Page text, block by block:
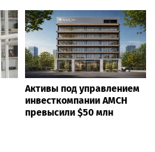
Активы под управлением
инвесткомпании AMCH
превысили $50 млн